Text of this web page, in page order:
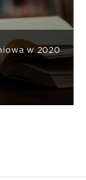
w 2020